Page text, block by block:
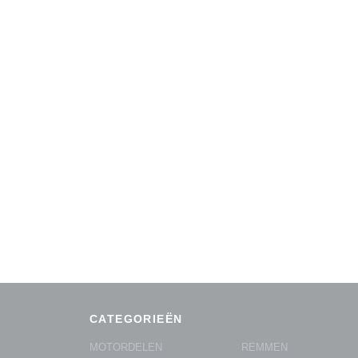
CATEGORIEËN
MOTORDELEN REMMEN